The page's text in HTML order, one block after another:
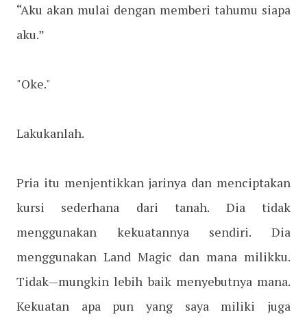
“Aku akan mulai dengan memberi tahumu siapa
aku.”
"Oke."
Lakukanlah.
Pria itu menjentikkan jarinya dan menciptakan
kursi sederhana dari tanah. Dia tidak
menggunakan kekuatannya sendiri. Dia
menggunakan Land Magic dan mana milikku.
Tidak—mungkin lebih baik menyebutnya mana.
Kekuatan apa pun yang saya miliki juga